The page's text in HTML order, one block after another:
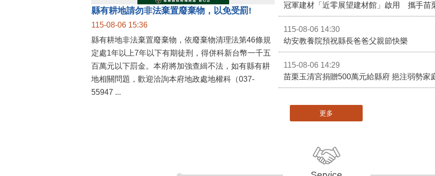
縣有耕地請勿非法棄置廢棄物，以免受罰!
115-08-06 15:36
縣有耕地非法棄置廢棄物，依廢棄物清理法第46條規
定處1年以上7年以下有期徒刑，得併科新台幣一千五
百萬元以下罰金。本府將加強查緝不法，如有縣有耕
地相關問題，歡迎洽詢本府地政處地權科（037-
冠軍建材「近零展望建材館」啟用 攜手苗
115-08-06 14:30
幼安教養院預祝縣長爸爸父親節快樂
115-08-06 14:29
苗栗玉清宮捐贈500萬元給縣府 挹注弱勢家
更多